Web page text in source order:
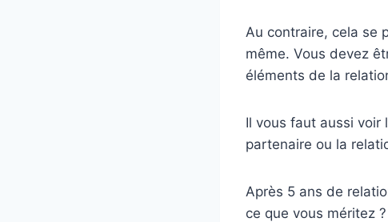
Au contraire, cela se
même. Vous devez
éléments de la
Il vous faut aussi
partenaire ou la
Après 5 ans de
ce que vous méritez